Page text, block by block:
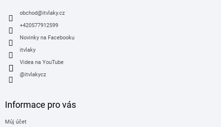
obchod@itvlaky.cz
+420577912599
Novinky na Facebooku
itvlaky
Videa na YouTube
@itvlakycz
Informace pro vás
Můj účet